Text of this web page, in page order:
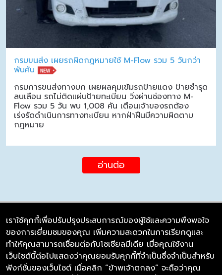
กรมขนส่ง เผยรถผิดกฎหมายใช้ M-Flow รวม 5 วันกว่า
พันคัน
กรมการขนส่งทางบก เผยผลคุมเข้มรถป้ายแดง ป้ายชำรุด
ลบเลือน รถไม่ติดแผ่นป้ายทะเบียน วิ่งผ่านช่องทาง M-
Flow รวม 5 วัน พบ 1,008 คัน เตือนเจ้าของรถต้อง
เร่งรัดดำเนินการทางทะเบียน หากฝ่าฝืนมีความผิดตาม
กฎหมาย
อ่านต่อ
บริษัท ซิมลิงค์ จำกัด
98/226 Bangrakyai-Baanmai Road,
Bangyai, Nonthaburi 11140
เราใช้คุกกี้เพื่อปรับปรุงประสบการณ์ของผู้ใช้และความพึงพอใจ
ของการเยี่ยมชมของคุณ เพิ่มความสะดวกในการเรียกดูและ
ทำให้คุณสามารถเชื่อมต่อกับโซเชียลมีเดีย เมื่อคุณใช้งาน
เว็บไซต์นี้ต่อไปแสดงว่าคุณยอมรับคุกกี้ที่จำเป็นซึ่งจำเป็นสำหรับ
ฟังก์ชั่นของเว็บไซต์ เมื่อคลิก “ข้าพเจ้าตกลง” จะถือว่าคุณ